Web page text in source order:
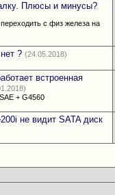
Плюсы и минусы?
с физ железа на
? (24.05.2018)
встроенная
+ G4560
не видит SATA диск